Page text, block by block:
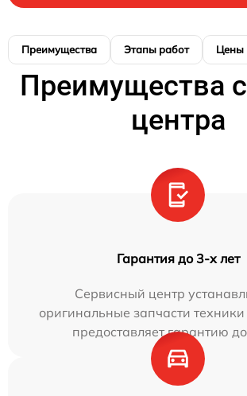
Преимущества Этапы работ Цены
Преимущества
центра
Гарантия до 3-х лет
Сервисный центр
оригинальные запчасти
предоставляет гарантию